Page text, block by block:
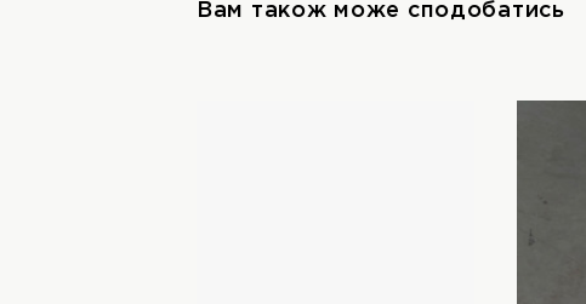
Вам також може сподобатись